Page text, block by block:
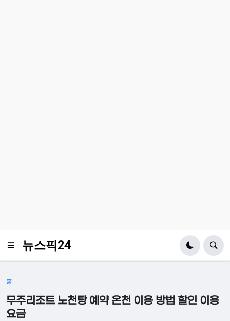
뉴스픽24
홈
무주리조트 노천탕 예약 온천 이용 방법 할인 이용
요금